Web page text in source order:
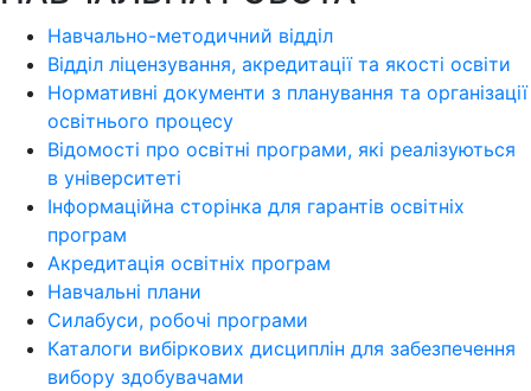
Навчально-методичний відділ
Відділ ліцензування, акредитації та якості освіти
Нормативні документи з планування та організації
освітнього процесу
Відомості про освітні програми, які реалізуються
в університеті
Інформаційна сторінка для гарантів освітніх
програм
Акредитація освітніх програм
Навчальні плани
Силабуси, робочі програми
Каталоги вибіркових дисциплін для забезпечення
вибору здобувачами